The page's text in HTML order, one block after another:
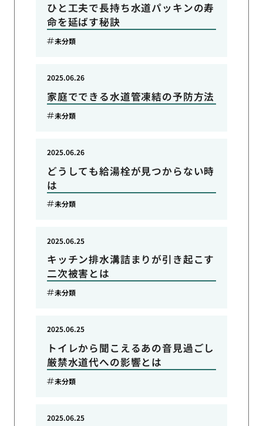
ひと工夫で長持ち水道パッキンの寿
命を延ばす秘訣
未分類
家庭でできる水道管凍結の予防方法
2025.06.26
未分類
どうしても給湯栓が見つからない時
は
2025.06.26
未分類
キッチン排水溝詰まりが引き起こす
二次被害とは
2025.06.25
未分類
トイレから聞こえるあの音見過ごし
厳禁水道代への影響とは
2025.06.25
未分類
2025.06.25